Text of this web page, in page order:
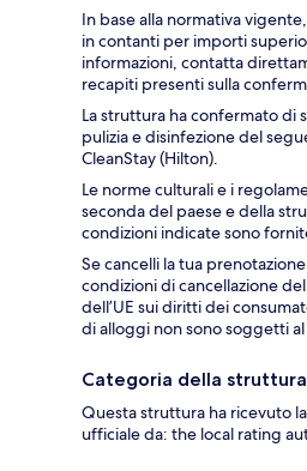
In base alla normativa
in contanti per importi
informazioni, contatta
recapiti presenti sulla
La struttura ha confermato di
pulizia e disinfezione del
CleanStay (Hilton).
Le norme culturali e i
seconda del paese e della
condizioni indicate sono
Se cancelli la tua
condizioni di cancellazione
dell’UE sui diritti dei
di alloggi non sono soggetti
Categoria della struttura
Questa struttura ha ricevuto
ufficiale da: the local rating